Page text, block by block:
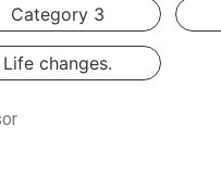
Category 3
Life changes.